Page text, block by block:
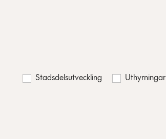
Stadsdelsutveckling Uthyrningar